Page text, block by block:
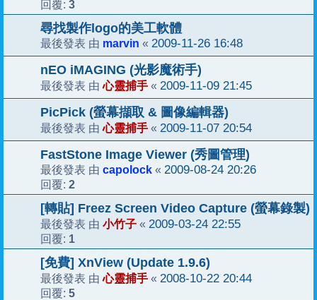
回覆: 3
尋找製作logo的美工軟體
最後發表 由 marvin « 2009-11-26 16:48
nEO iMAGING (光影魔術手)
最後發表 由心靈捕手 « 2009-11-09 21:45
PicPick (螢幕擷取 & 圖像編輯器)
最後發表 由心靈捕手 « 2009-11-07 20:54
FastStone Image Viewer (秀圖管理)
最後發表 由 capolock « 2009-08-24 20:26
回覆: 2
[轉貼] Freez Screen Video Capture (螢幕錄製)
最後發表 由 小竹子 « 2009-03-24 22:55
回覆: 1
[免費] XnView (Update 1.9.6)
最後發表 由心靈捕手 « 2008-10-22 20:44
回覆: 5